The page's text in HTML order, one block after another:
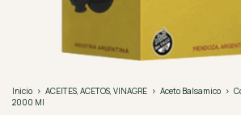
Inicio > ACEITES, ACETOS, VINAGRE > Aceto Balsamico >
2000 Ml